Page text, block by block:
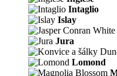
Intaglio
Islay
Jura
Lomond